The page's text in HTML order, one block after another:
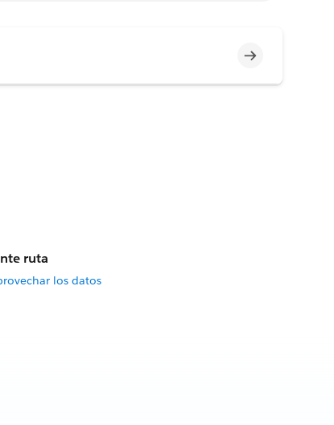
Incompleto
ruta
los datos